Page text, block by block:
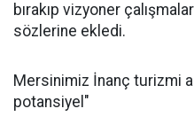
bırakıp vizyoner
sözlerine ekledi.
Mersinimiz İnanç turizmi
potansiyel"